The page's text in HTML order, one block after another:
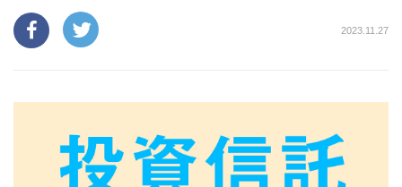
2023.11.27